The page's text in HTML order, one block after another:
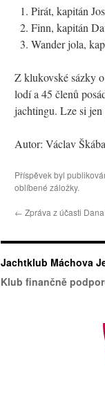
Pirát, kapitán
Finn, kapitán
Wander jola,
Z klukovské sázky o
lodí a 45 členů
jachtingu. Lze si
Autor: Václav Škába
Příspěvek byl
oblíbené záložky.
← Zpráva z účasti
Jachtklub Máchova
Klub finančně